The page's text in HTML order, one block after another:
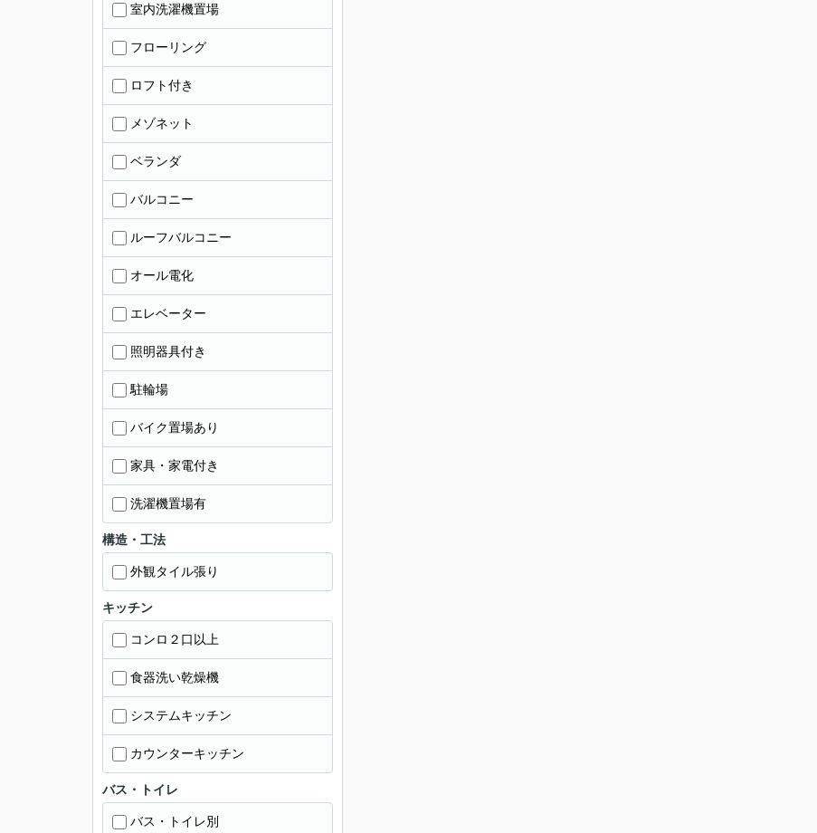
室内洗濯機置場
フローリング
ロフト付き
メゾネット
ベランダ
バルコニー
ルーフバルコニー
オール電化
エレベーター
照明器具付き
駐輪場
バイク置場あり
家具・家電付き
洗濯機置場有
構造・工法
外観タイル張り
キッチン
コンロ２口以上
食器洗い乾燥機
システムキッチン
カウンターキッチン
バス・トイレ
バス・トイレ別